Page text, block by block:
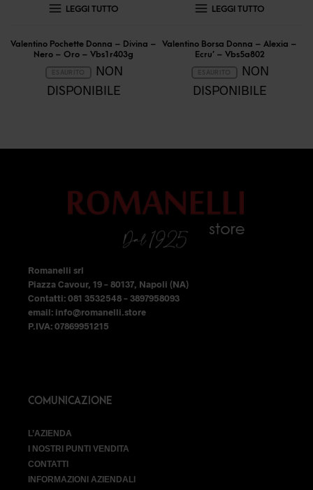
LEGGI TUTTO
Valentino Pochette Donna – Divina –
Nero – Oro – Vbs1r403g
NON
DISPONIBILE
LEGGI TUTTO
Valentino Borsa Donna – Alexia –
Ecru’ – Vbs5a802
NON
DISPONIBILE
Romanelli srl
Piazza Cavour, 19 – 80137, Napoli (NA)
Contatti: 081 3532548 – 3897958093
email: info@romanelli.store
P.IVA: 07869951215
COMUNICAZIONE
L’AZIENDA
I NOSTRI PUNTI VENDITA
CONTATTI
INFORMAZIONI AZIENDALI